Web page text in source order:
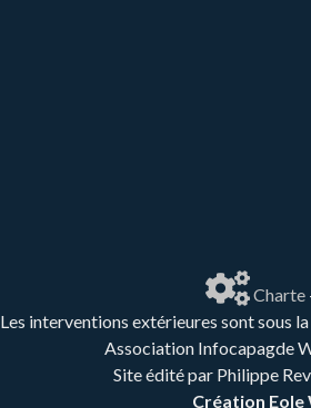
Charte
Les interventions extérieures sont sous
Association Infocapagde
Site édité par Philippe
Création